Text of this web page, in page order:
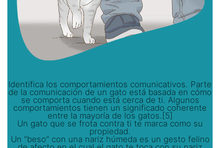
Identifica los comportamientos comunicativos. Parte
de la comunicación de un gato está basada en cómo
se comporta cuando está cerca de ti. Algunos
comportamientos tienen un significado coherente
entre la mayoría de los gatos.[5]
Un gato que se frota contra ti te marca como su
propiedad.
Un “beso” con una nariz húmeda es un gesto felino